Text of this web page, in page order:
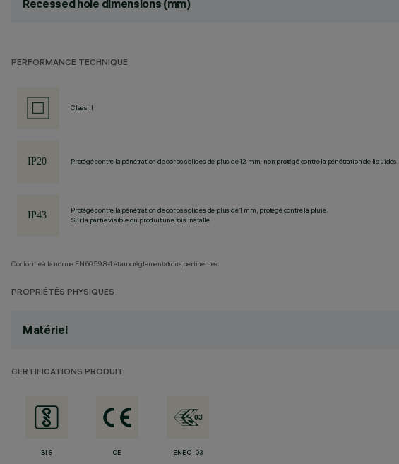
Recessed hole dimensions (mm)
PERFORMANCE TECHNIQUE
Class II
Protégé contre la pénétration de corps solides de plus de 12 mm, non protégé contre la pénétration de liquides.
Protégé contre la pénétration de corps solides de plus de 1 mm, protégé contre la pluie.
Sur la partie visible du produit une fois installé
Conforme à la norme EN60598-1 et aux réglementations pertinentes.
PROPRIÉTÉS PHYSIQUES
Matériel
CERTIFICATIONS PRODUIT
BIS CE ENEC-03